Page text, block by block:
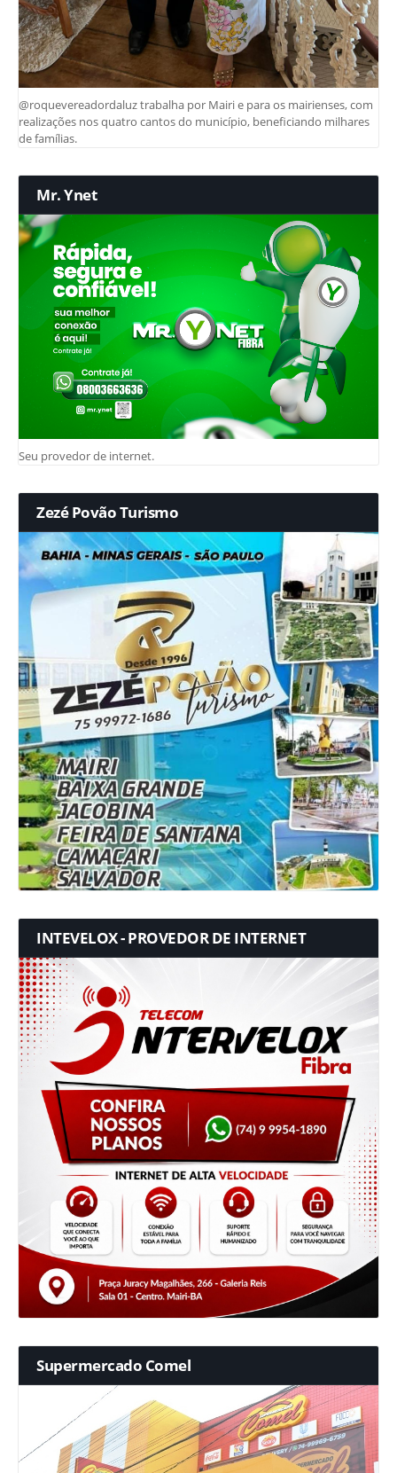
@roquevereadordaluz trabalha por Mairi e para os mairienses, com
realizações nos quatro cantos do município, beneficiando milhares
de famílias.
Mr. Ynet
Seu provedor de internet.
Zezé Povão Turismo
INTEVELOX - PROVEDOR DE INTERNET
Supermercado Comel